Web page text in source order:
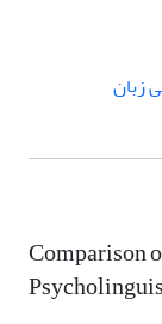
زبان
Comparison